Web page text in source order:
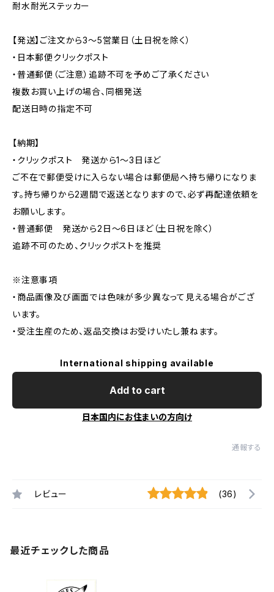
耐水耐光ステッカー
【発送】ご注文から3〜5営業日（土日祝を除く）
・日本郵便クリックポスト
・普通郵便（ご注意）追跡不可を予めご了承ください
複数お買い上げの場合、同梱発送
配送日時の指定不可
【納期】
・クリックポスト 発送から1〜3日ほど
ご不在で郵便受けに入らない場合は郵便局へ持ち帰りになりま
す。持ち帰りから2週間で返送となりますので、必ず再配達依頼を
お願いします。
・普通郵便 発送から2日〜6日ほど（土日祝を除く）
追跡不可のため、クリックポストを推奨
※注意事項
・商品画像及び画面では色味が多少異なって見える場合がござ
います。
・受注生産のため、返品交換はお受けいたし兼ねます。
International shipping available
Add to cart
日本国内にお住まいの方向け
通報する
レビュー (36)
最近チェックした商品